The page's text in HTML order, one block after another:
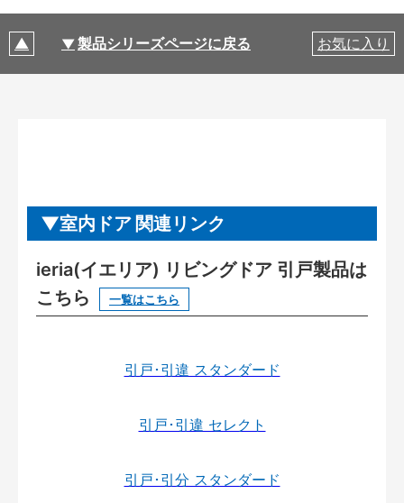
製品シリーズページに戻る お気に入り
室内ドア 関連リンク
ieria(イエリア) リビングドア 引戸製品は
こちら
一覧はこちら
引戸･引違 スタンダード
引戸･引違 セレクト
引戸･引分 スタンダード